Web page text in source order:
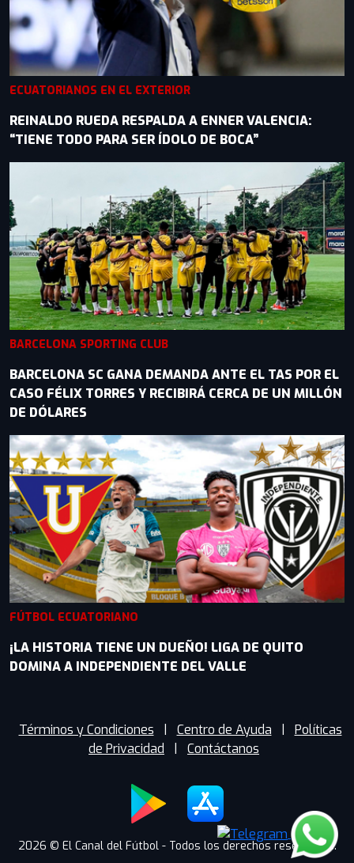
ECUATORIANOS EN EL EXTERIOR
REINALDO RUEDA RESPALDA A ENNER VALENCIA:
“TIENE TODO PARA SER ÍDOLO DE BOCA”
BARCELONA SPORTING CLUB
BARCELONA SC GANA DEMANDA ANTE EL TAS POR EL
CASO FÉLIX TORRES Y RECIBIRÁ CERCA DE UN MILLÓN
DE DÓLARES
FÚTBOL ECUATORIANO
¡LA HISTORIA TIENE UN DUEÑO! LIGA DE QUITO
DOMINA A INDEPENDIENTE DEL VALLE
Términos y Condiciones Centro de Ayuda
Políticas
de Privacidad
Contáctanos
2026 © El Canal del Fútbol - Todos los derechos reservados.